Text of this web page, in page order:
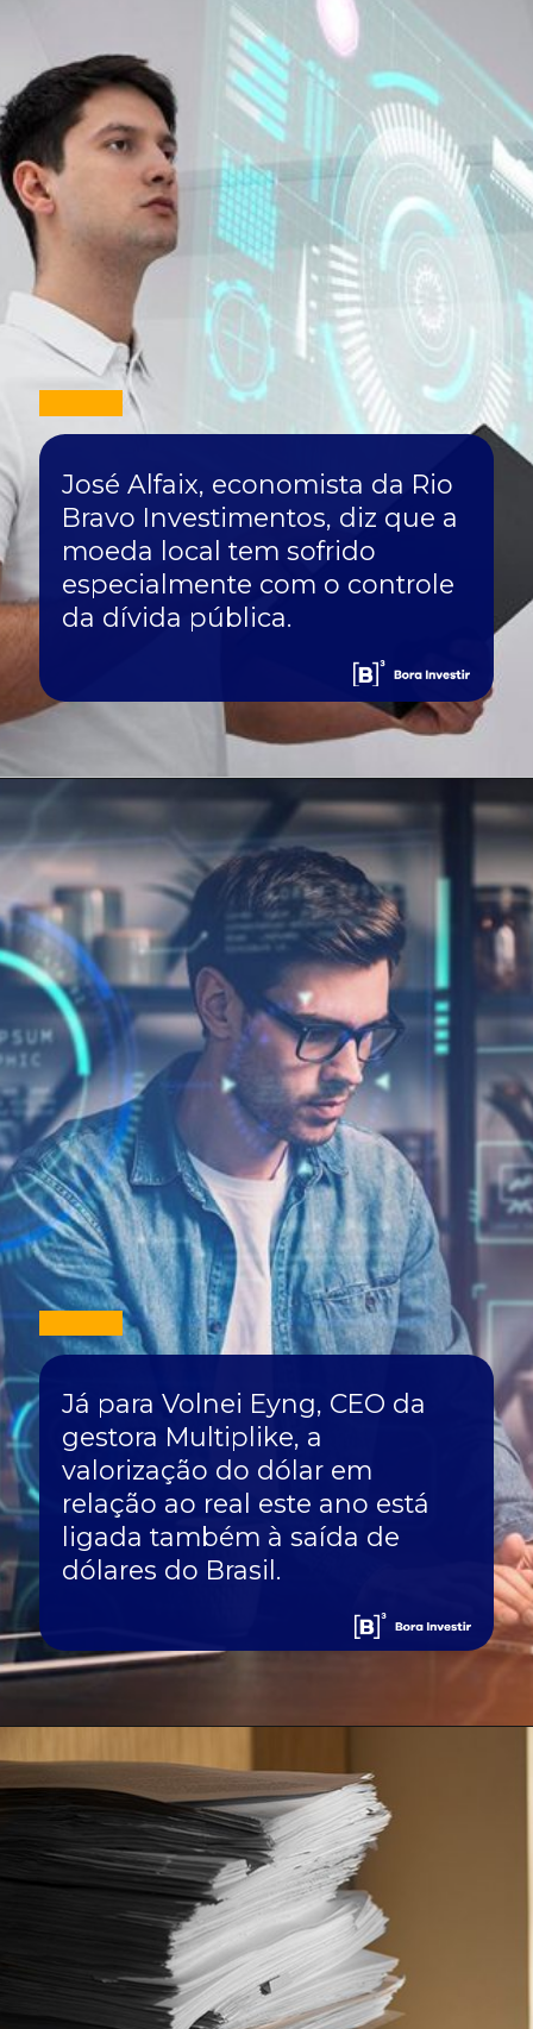
José Alfaix, economista da Rio
Bravo Investimentos, diz que a
moeda local tem sofrido
especialmente com o controle
da dívida pública.
Já para Volnei Eyng, CEO da
gestora Multiplike, a
valorização do dólar em
relação ao real este ano está
ligada também à saída de
dólares do Brasil.